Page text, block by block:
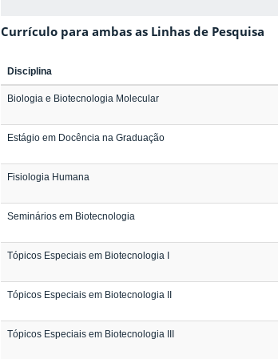
Currículo para ambas as Linhas de Pesquisa
Disciplina
Biologia e Biotecnologia Molecular
Estágio em Docência na Graduação
Fisiologia Humana
Seminários em Biotecnologia
Tópicos Especiais em Biotecnologia I
Tópicos Especiais em Biotecnologia II
Tópicos Especiais em Biotecnologia III